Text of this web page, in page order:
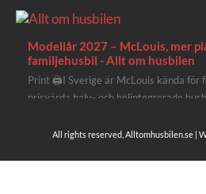
Modellår 2027 – McLouis, mer
familjehusbil - Allt om husbilen
Print 🖨I Sverige är McLouis kända för
prisvärda halv- och helintegrerade
plåtisutbud lite extra kärlek med hela
All rights reserved, Alltomhusbilen.se |